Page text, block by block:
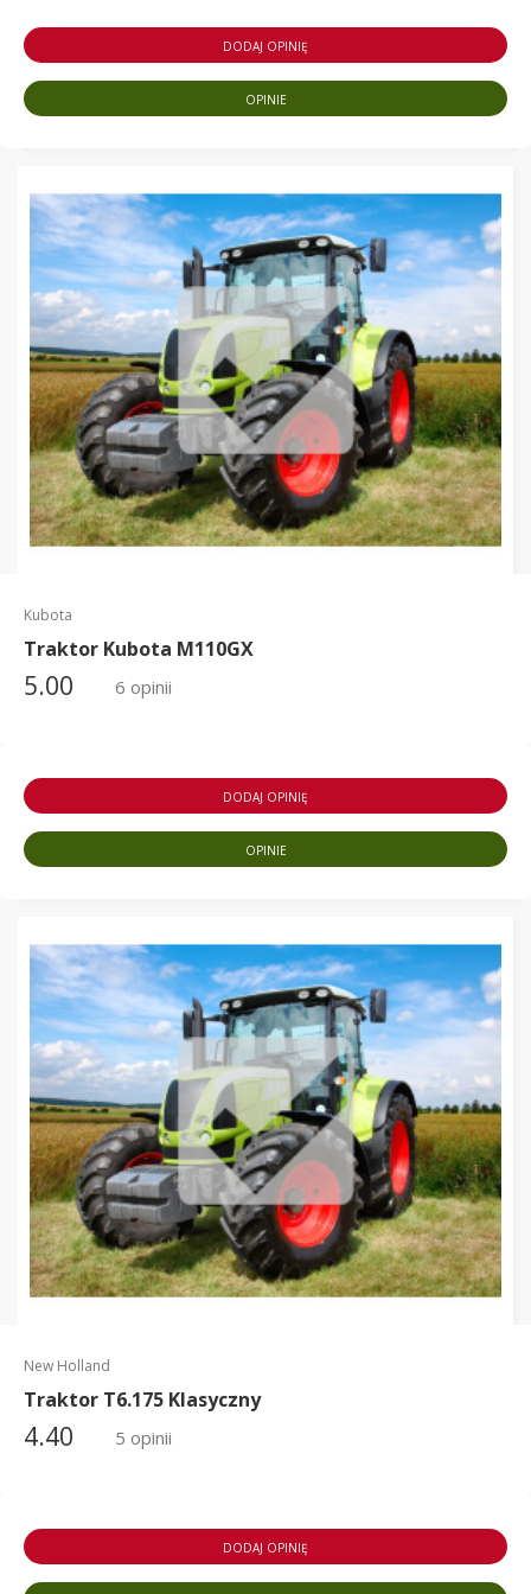
DODAJ OPINIĘ
OPINIE
Kubota
Traktor Kubota M110GX
5.00 6 opinii
DODAJ OPINIĘ
OPINIE
New Holland
Traktor T6.175 Klasyczny
4.40 5 opinii
DODAJ OPINIĘ